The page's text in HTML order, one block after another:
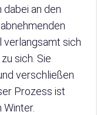
an den
sich
sich. Sie
verschließen
Prozess ist